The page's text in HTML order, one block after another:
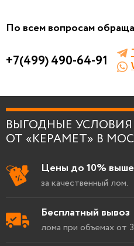
данных.
По всем вопросам
+7(499) 490-64-91
ВЫГОДНЫЕ
ОТ «КЕРАМЕТ» В
Цены до 10%
за качественный лом.
Бесплатный вывоз
лома при объемах от